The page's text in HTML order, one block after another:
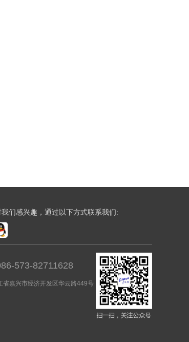
们感兴趣，通过以下方式联系我们:
573-82711628
省嘉兴市经济开发区华云路449号